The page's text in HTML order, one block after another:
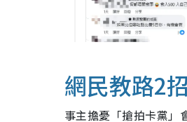
網民教路2
事主擔憂「搶拍卡黨」